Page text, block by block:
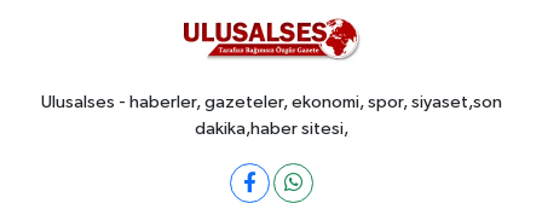
Ulusalses - haberler, gazeteler, ekonomi, spor, siyaset,son
dakika,haber sitesi,